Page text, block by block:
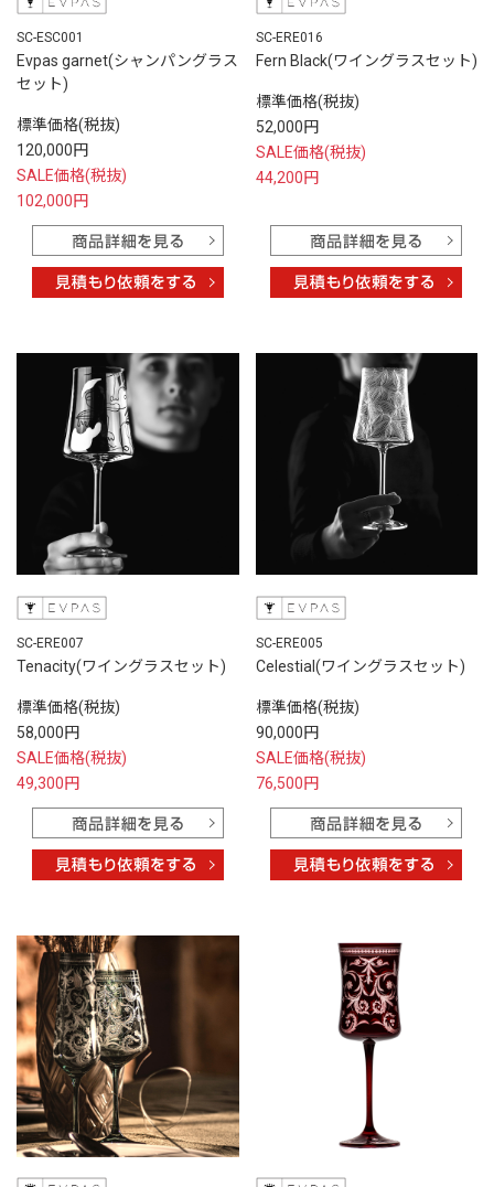
SC-ESC001
Evpas garnet(シャンパングラス
セット)
標準価格(税抜)
120,000円
SALE価格(税抜)
102,000円
SC-ERE016
Fern Black(ワイングラスセット)
標準価格(税抜)
52,000円
SALE価格(税抜)
44,200円
SC-ERE007
Tenacity(ワイングラスセット)
標準価格(税抜)
58,000円
SALE価格(税抜)
49,300円
SC-ERE005
Celestial(ワイングラスセット)
標準価格(税抜)
90,000円
SALE価格(税抜)
76,500円